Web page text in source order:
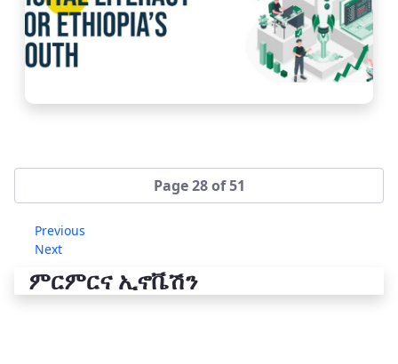
Page 28 of 51
Previous
Next
ምርምርና ኢኖቬሽን